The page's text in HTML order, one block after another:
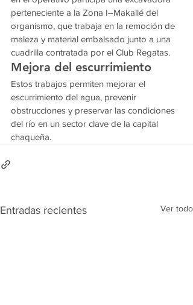
perteneciente a la Zona I–Makallé del
organismo, que trabaja en la remoción de
maleza y material embalsado junto a una
cuadrilla contratada por el Club Regatas.
Mejora del escurrimiento
Estos trabajos permiten mejorar el
escurrimiento del agua, prevenir
obstrucciones y preservar las condiciones
del río en un sector clave de la capital
chaqueña.
Entradas recientes Ver todo